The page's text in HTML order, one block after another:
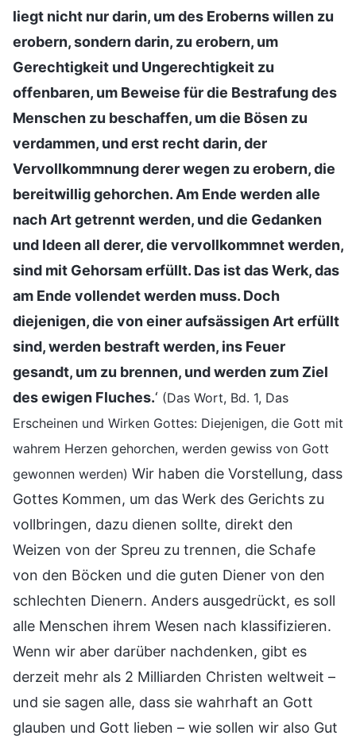
liegt nicht nur darin, um des Eroberns willen zu
erobern, sondern darin, zu erobern, um
Gerechtigkeit und Ungerechtigkeit zu
offenbaren, um Beweise für die Bestrafung des
Menschen zu beschaffen, um die Bösen zu
verdammen, und erst recht darin, der
Vervollkommnung derer wegen zu erobern, die
bereitwillig gehorchen. Am Ende werden alle
nach Art getrennt werden, und die Gedanken
und Ideen all derer, die vervollkommnet werden,
sind mit Gehorsam erfüllt. Das ist das Werk, das
am Ende vollendet werden muss. Doch
diejenigen, die von einer aufsässigen Art erfüllt
sind, werden bestraft werden, ins Feuer
gesandt, um zu brennen, und werden zum Ziel
des ewigen Fluches.‘ (Das Wort, Bd. 1, Das
Erscheinen und Wirken Gottes: Diejenigen, die Gott mit
wahrem Herzen gehorchen, werden gewiss von Gott
gewonnen werden) Wir haben die Vorstellung, dass
Gottes Kommen, um das Werk des Gerichts zu
vollbringen, dazu dienen sollte, direkt den
Weizen von der Spreu zu trennen, die Schafe
von den Böcken und die guten Diener von den
schlechten Dienern. Anders ausgedrückt, es soll
alle Menschen ihrem Wesen nach klassifizieren.
Wenn wir aber darüber nachdenken, gibt es
derzeit mehr als 2 Milliarden Christen weltweit –
und sie sagen alle, dass sie wahrhaft an Gott
glauben und Gott lieben – wie sollen wir also Gut